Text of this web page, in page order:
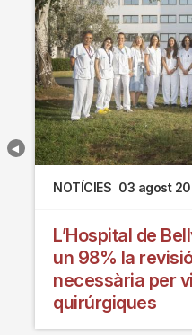
NOTÍCIES 03 agost
L’Hospital de
un 98% la
necessària per
quirúrgiques